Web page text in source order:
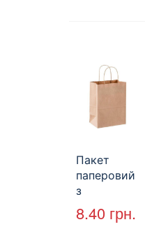
Пакет
паперовий
з
крученими
ручками,
8.40 грн.